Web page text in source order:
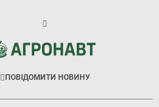
Агронавт
Новини Українського Агробізнесу
ПОВІДОМИТИ НОВИНУ